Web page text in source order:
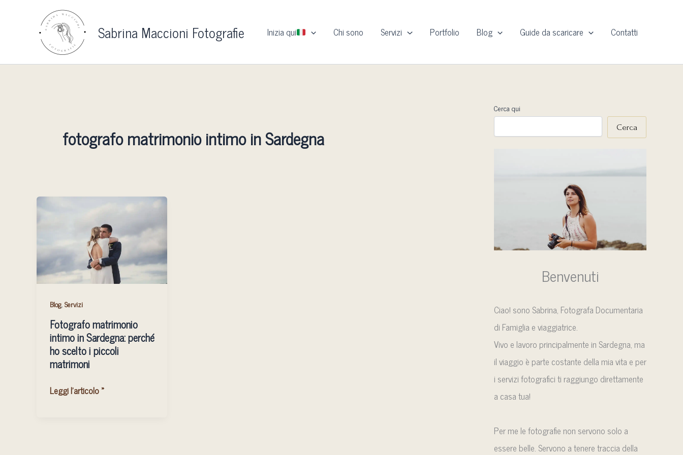
Sabrina Maccioni Fotografie Inizia qui Chi sono Servizi Portfolio Blog Guide da scaricare Contatti
fotografo matrimonio intimo in Sardegna
Blog,Servizi
Fotografo matrimonio
intimo in Sardegna: perché
ho scelto i piccoli
matrimoni
Sardegna:
perché
ho
scelto
i
piccoli
matrimoni
Leggi l'articolo »
Cerca qui
Cerca
Benvenuti
Ciao! sono Sabrina, Fotografa Documentaria
di Famiglia e viaggiatrice.
Vivo e lavoro principalmente in Sardegna, ma
il viaggio è parte costante della mia vita e per
i servizi fotografici ti raggiungo direttamente
a casa tua!
Per me le fotografie non servono solo a
essere belle. Servono a tenere traccia della